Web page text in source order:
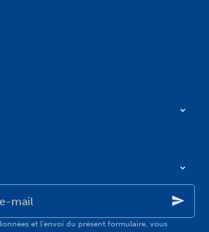
et l'envoi du présent formulaire, vous